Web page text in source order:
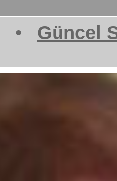
• Güncel